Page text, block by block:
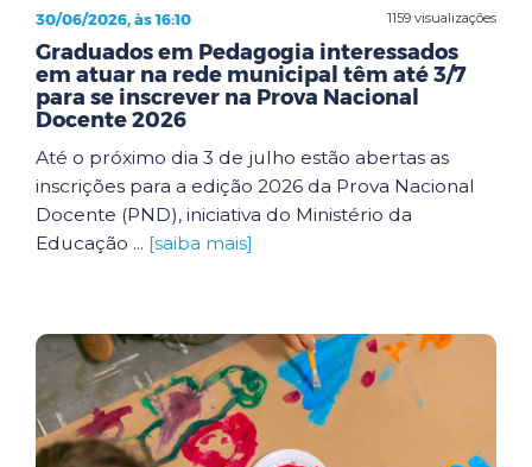
1159 visualizações
30/06/2026, às 16:10
Graduados em Pedagogia interessados
em atuar na rede municipal têm até 3/7
para se inscrever na Prova Nacional
Docente 2026
Até o próximo dia 3 de julho estão abertas as
inscrições para a edição 2026 da Prova Nacional
Docente (PND), iniciativa do Ministério da
Educação ... [saiba mais]